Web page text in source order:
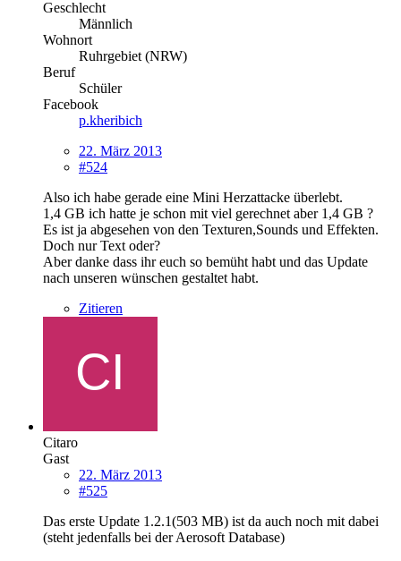
Geschlecht
Männlich
Wohnort
Ruhrgebiet (NRW)
Beruf
Schüler
Facebook
p.kheribich
22. März 2013
#524
Also ich habe gerade eine Mini Herzattacke überlebt.
1,4 GB ich hatte je schon mit viel gerechnet aber 1,4 GB ?
Es ist ja abgesehen von den Texturen,Sounds und Effekten.
Doch nur Text oder?
Aber danke dass ihr euch so bemüht habt und das Update
nach unseren wünschen gestaltet habt.
Zitieren
Citaro
Gast
22. März 2013
#525
Das erste Update 1.2.1(503 MB) ist da auch noch mit dabei
(steht jedenfalls bei der Aerosoft Database)